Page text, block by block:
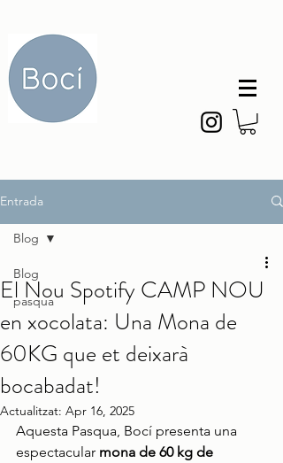
Entrada
Blog
pasqua
Blog
El Nou Spotify CAMP NOU
en xocolata: Una Mona de
60KG que et deixarà
bocabadat!
Actualitzat: Apr 16, 2025
Aquesta Pasqua, Bocí presenta una
espectacular mona de 60 kg de